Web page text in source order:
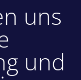
uns
und